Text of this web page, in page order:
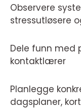
Observere
stressutløsere
Dele funn med
kontaktlærer
Planlegge
dagsplaner,